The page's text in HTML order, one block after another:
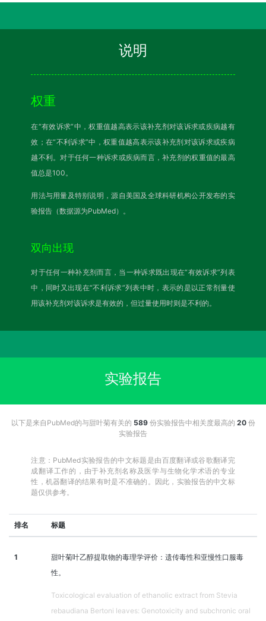
说明
权重
在“有效诉求”中，权重值越高表示该补充剂对该诉求或疾病越有
效；在“不利诉求”中，权重值越高表示该补充剂对该诉求或疾病
越不利。对于任何一种诉求或疾病而言，补充剂的权重值的最高
值总是100。
用法与用量及特别说明，源自美国及全球科研机构公开发布的实
验报告（数据源为PubMed）。
双向出现
对于任何一种补充剂而言，当一种诉求既出现在“有效诉求”列表
中，同时又出现在“不利诉求”列表中时，表示的是以正常剂量使
用该补充剂对该诉求是有效的，但过量使用时则是不利的。
实验报告
以下是来自PubMed的与甜叶菊有关的 589份实验报告中相关度最高的 20份
实验报告
注意：PubMed实验报告的中文标题是由百度翻译或谷歌翻译完
成翻译工作的，由于补充剂名称及医学与生物化学术语的专业
性，机器翻译的结果有时是不准确的。因此，实验报告的中文标
题仅供参考。
排名 标题
1
甜叶菊叶乙醇提取物的毒理学评价：遗传毒性和亚慢性口服毒
性。
Toxicological evaluation of ethanolic extract from Stevia
rebaudiana Bertoni leaves: Genotoxicity and subchronic oral